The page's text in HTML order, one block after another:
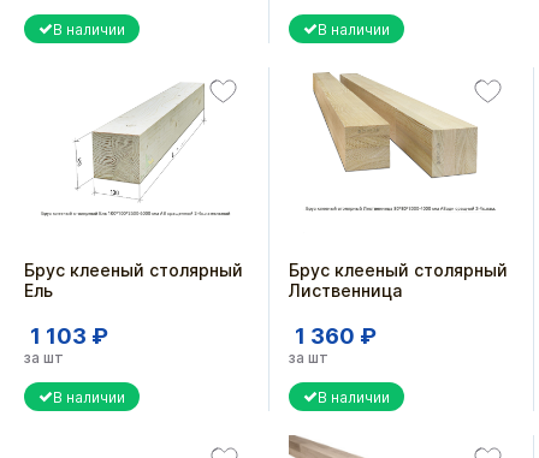
В наличии В наличии
Брус клееный столярный
Ель
1 103 ₽
за шт
В наличии
Брус клееный столярный
Лиственница
1 360 ₽
за шт
В наличии